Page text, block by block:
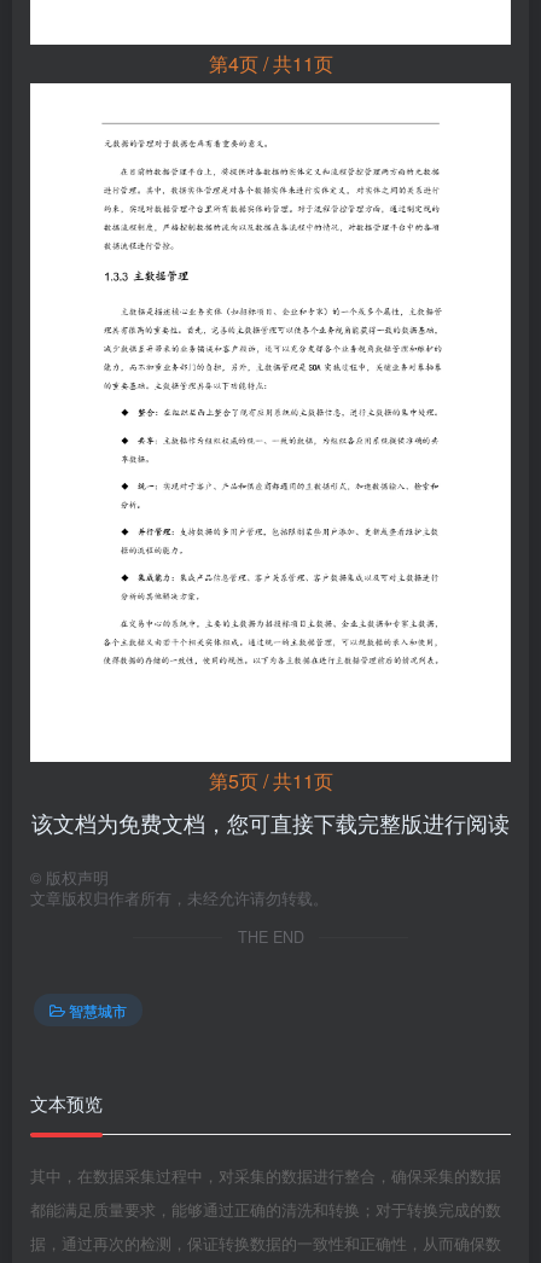
第4页 / 共11页
第5页 / 共11页
该文档为免费文档，您可直接下载完整版进行阅读
© 版权声明
文章版权归作者所有，未经允许请勿转载。
THE END
智慧城市
文本预览
其中，在数据采集过程中，对采集的数据进行整合，确保采集的数据
都能满足质量要求，能够通过正确的清洗和转换；对于转换完成的数
据，通过再次的检测，保证转换数据的一致性和正确性，从而确保数